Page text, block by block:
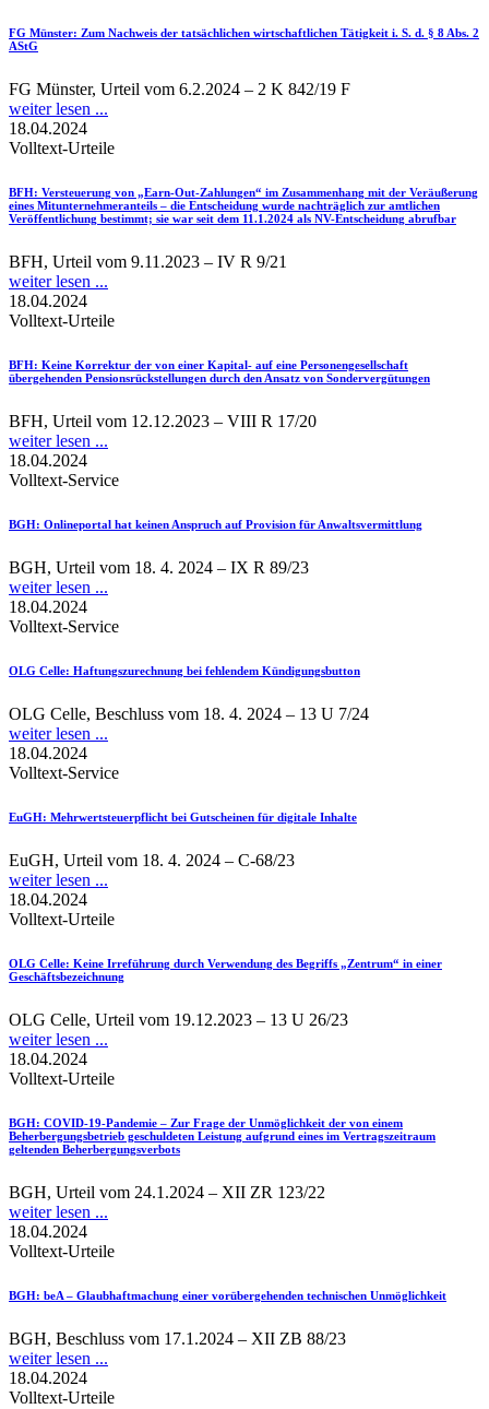
FG Münster: Zum Nachweis der tatsächlichen wirtschaftlichen Tätigkeit i. S. d. § 8 Abs. 2
AStG
FG Münster, Urteil vom 6.2.2024 – 2 K 842/19 F
weiter lesen ...
18.04.2024
Volltext-Urteile
BFH: Versteuerung von „Earn-Out-Zahlungen“ im Zusammenhang mit der Veräußerung
eines Mitunternehmeranteils – die Entscheidung wurde nachträglich zur amtlichen
Veröffentlichung bestimmt; sie war seit dem 11.1.2024 als NV-Entscheidung abrufbar
BFH, Urteil vom 9.11.2023 – IV R 9/21
weiter lesen ...
18.04.2024
Volltext-Urteile
BFH: Keine Korrektur der von einer Kapital- auf eine Personengesellschaft
übergehenden Pensionsrückstellungen durch den Ansatz von Sondervergütungen
BFH, Urteil vom 12.12.2023 – VIII R 17/20
weiter lesen ...
18.04.2024
Volltext-Service
BGH: Onlineportal hat keinen Anspruch auf Provision für Anwaltsvermittlung
BGH, Urteil vom 18. 4. 2024 – IX R 89/23
weiter lesen ...
18.04.2024
Volltext-Service
OLG Celle: Haftungszurechnung bei fehlendem Kündigungsbutton
OLG Celle, Beschluss vom 18. 4. 2024 – 13 U 7/24
weiter lesen ...
18.04.2024
Volltext-Service
EuGH: Mehrwertsteuerpflicht bei Gutscheinen für digitale Inhalte
EuGH, Urteil vom 18. 4. 2024 – C-68/23
weiter lesen ...
18.04.2024
Volltext-Urteile
OLG Celle: Keine Irreführung durch Verwendung des Begriffs „Zentrum“ in einer
Geschäftsbezeichnung
OLG Celle, Urteil vom 19.12.2023 – 13 U 26/23
weiter lesen ...
18.04.2024
Volltext-Urteile
BGH: COVID-19-Pandemie – Zur Frage der Unmöglichkeit der von einem
Beherbergungsbetrieb geschuldeten Leistung aufgrund eines im Vertragszeitraum
geltenden Beherbergungsverbots
BGH, Urteil vom 24.1.2024 – XII ZR 123/22
weiter lesen ...
18.04.2024
Volltext-Urteile
BGH: beA – Glaubhaftmachung einer vorübergehenden technischen Unmöglichkeit
BGH, Beschluss vom 17.1.2024 – XII ZB 88/23
weiter lesen ...
18.04.2024
Volltext-Urteile